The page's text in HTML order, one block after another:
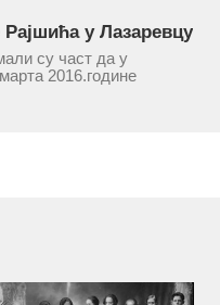
у Лазаревцу
су част да у
2016.године